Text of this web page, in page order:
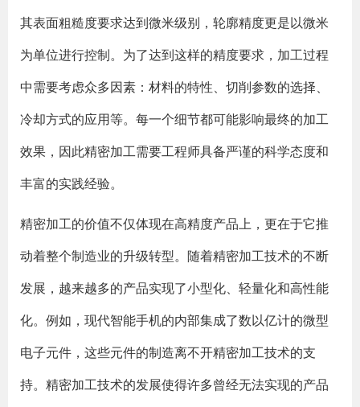
其表面粗糙度要求达到微米级别，轮廓精度更是以微米
为单位进行控制。为了达到这样的精度要求，加工过程
中需要考虑众多因素：材料的特性、切削参数的选择、
冷却方式的应用等。每一个细节都可能影响最终的加工
效果，因此精密加工需要工程师具备严谨的科学态度和
丰富的实践经验。
精密加工的价值不仅体现在高精度产品上，更在于它推
动着整个制造业的升级转型。随着精密加工技术的不断
发展，越来越多的产品实现了小型化、轻量化和高性能
化。例如，现代智能手机的内部集成了数以亿计的微型
电子元件，这些元件的制造离不开精密加工技术的支
持。精密加工技术的发展使得许多曾经无法实现的产品